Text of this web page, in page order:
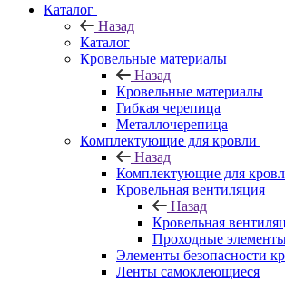
Каталог
Назад
Каталог
Кровельные материалы
Назад
Кровельные материалы
Гибкая черепица
Металлочерепица
Комплектующие для кровли
Назад
Комплектующие для
Кровельная вентиляция
Назад
Кровельная
Проходные
Элементы безопасности
Ленты самоклеющиеся